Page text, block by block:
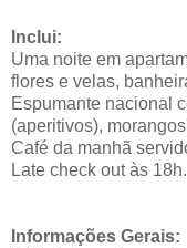
Inclui:
Uma noite em
flores e velas,
Espumante nacional
(aperitivos),
Café da manhã
Late check out às 18h.
Informações Gerais: